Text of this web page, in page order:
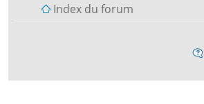
Index du forum